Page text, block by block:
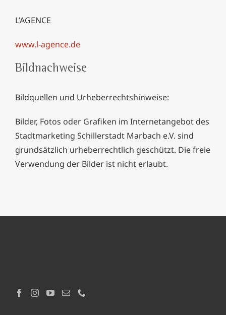
L’AGENCE
www.l-agence.de
Bildnachweise
Bildquellen und Urheberrechtshinweise:
Bilder, Fotos oder Grafiken im Internetangebot des
Stadtmarketing Schillerstadt Marbach e.V. sind
grundsätzlich urheberrechtlich geschützt. Die freie
Verwendung der Bilder ist nicht erlaubt.